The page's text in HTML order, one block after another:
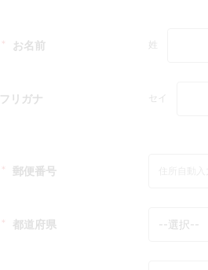
＊ お名前 姓
フリガナ セイ
＊ 郵便番号
＊ 都道府県